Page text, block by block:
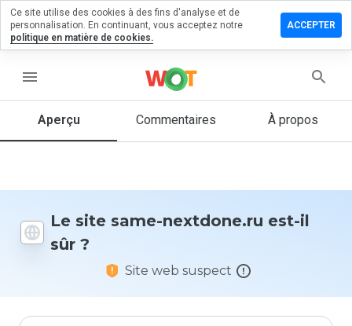
menu
Aperçu Commentaires À propos
Le site same-nextdone.ru est-il
sûr ?
Site web suspect
un
1 et 5
vous à ce
site ?
Ce site utilise des cookies à des fins d'analyse et de
personnalisation. En continuant, vous acceptez notre
politique en matière de cookies.
ACCEPTER